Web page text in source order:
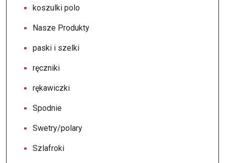
koszulki polo
Nasze Produkty
paski i szelki
ręczniki
rękawiczki
Spodnie
Swetry/polary
Szlafroki